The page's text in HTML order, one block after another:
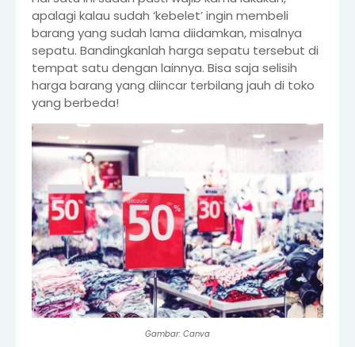
apalagi kalau sudah ‘kebelet’ ingin membeli
barang yang sudah lama diidamkan, misalnya
sepatu. Bandingkanlah harga sepatu tersebut di
tempat satu dengan lainnya. Bisa saja selisih
harga barang yang diincar terbilang jauh di toko
yang berbeda!
Gambar: Canva